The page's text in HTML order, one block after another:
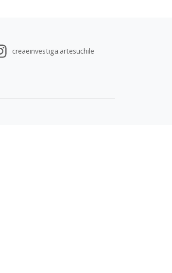
creaeinvestiga.artesuchile